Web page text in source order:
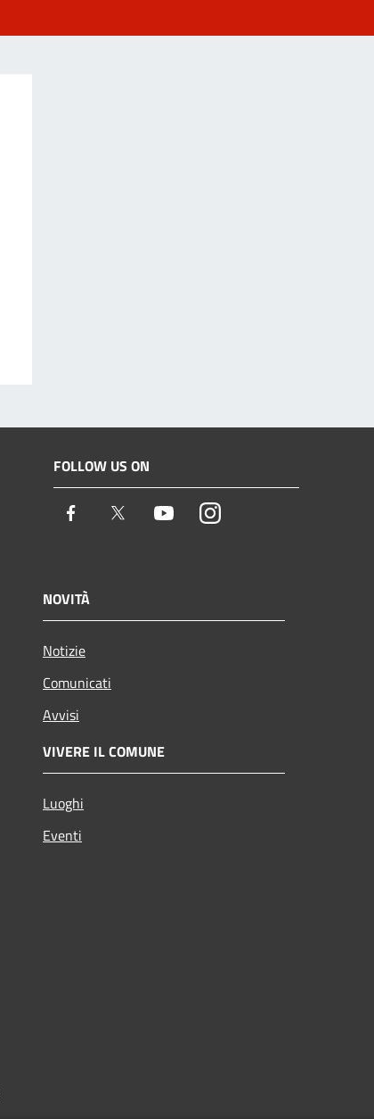
FOLLOW US ON
Facebook Twitter YoutubeInstagram
NOVITÀ
Notizie
Comunicati
Avvisi
VIVERE IL COMUNE
Luoghi
Eventi